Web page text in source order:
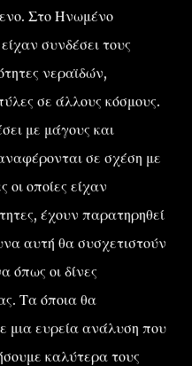
Στο Ηνωμένο
συνδέσει τους
νεραϊδών,
σε άλλους κόσμους.
με μάγους και
σε σχέση με
οποίες είχαν
έχουν παρατηρηθεί
αυτή θα συσχετιστούν
όπως οι δίνες
Τα όποια θα
μια ευρεία ανάλυση που
καλύτερα τους